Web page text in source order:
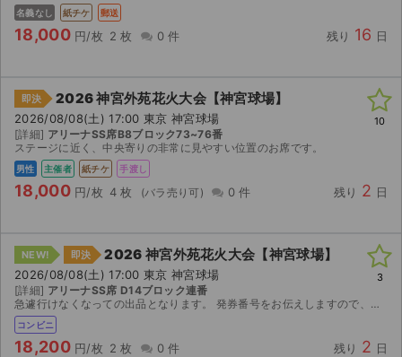
名義なし 紙チケ 郵送
18,000 円/枚 2 枚 0 件 残り 16 日
即決 2026 神宮外苑花火大会【神宮球場】
2026/08/08(土) 17:00 東京 神宮球場
[詳細] アリーナSS席B8ブロック73~76番
ステージに近く、中央寄りの非常に見やすい位置のお席です。
男性 主催者 紙チケ 手渡し
18,000 円/枚 4 枚 0 件 残り 2 日
10
NEW! 即決 2026 神宮外苑花火大会【神宮球場】
2026/08/08(土) 17:00 東京 神宮球場
[詳細] アリーナSS席 D14ブロック連番
急遽行けなくなっての出品となります。 発券番号をお伝えしますので、セブンイレブンでの発券をお願いいたします。
コンビニ
18,200 円/枚 2 枚 0 件 残り 2 日
3